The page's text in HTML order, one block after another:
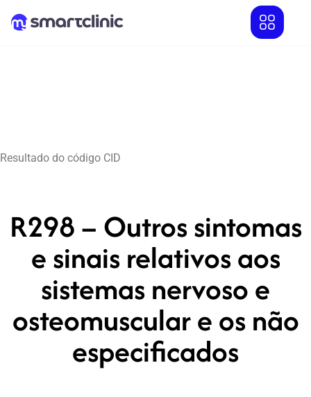
Resultado do código CID
R298 – Outros sintomas
e sinais relativos aos
sistemas nervoso e
osteomuscular e os não
especificados